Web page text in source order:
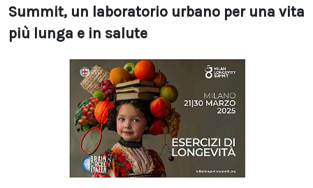
Summit, un laboratorio urbano per una vita
più lunga e in salute